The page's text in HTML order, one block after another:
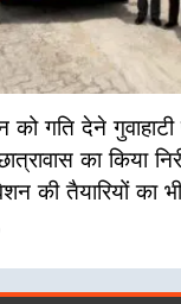
परिसर में ‘अमृत